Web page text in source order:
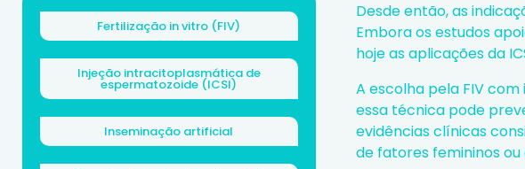
Fertilização in vitro (FIV)
Injeção intracitoplasmática de
espermatozoide (ICSI)
Inseminação artificial
Desde então, as
Embora os estudos
hoje as aplicações da
A escolha pela FIV
essa técnica pode
evidências clínicas
de fatores femininos